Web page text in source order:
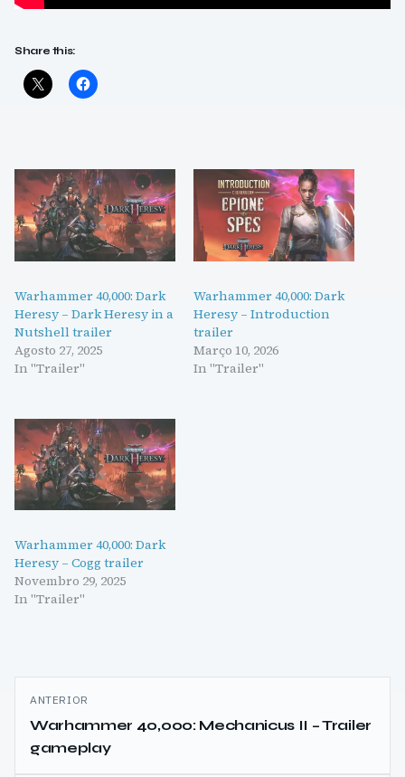
Share this:
Warhammer 40,000: Dark
Heresy – Dark Heresy in a
Nutshell trailer
Agosto 27, 2025
In "Trailer"
Warhammer 40,000: Dark
Heresy – Introduction
trailer
Março 10, 2026
In "Trailer"
Warhammer 40,000: Dark
Heresy – Cogg trailer
Novembro 29, 2025
In "Trailer"
Navegação
de
artigos
ANTERIOR
Warhammer 40,000: Mechanicus II – Trailer
gameplay